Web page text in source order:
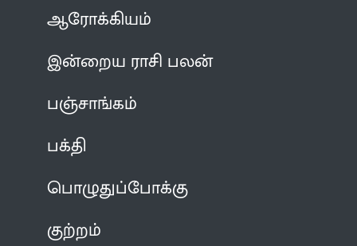
ஆரோக்கியம்
இன்றைய ராசி பலன்
பஞ்சாங்கம்
பக்தி
பொழுதுப்போக்கு
குற்றம்